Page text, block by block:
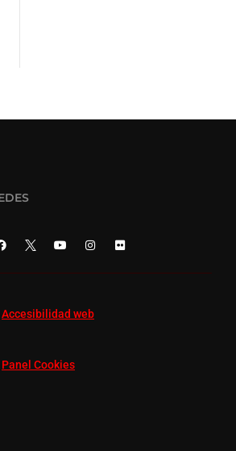
Accesibilidad web
Panel Cookies